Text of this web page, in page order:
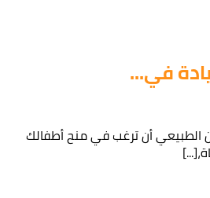
في...
الطبيعي أن ترغب في منح أطفالك